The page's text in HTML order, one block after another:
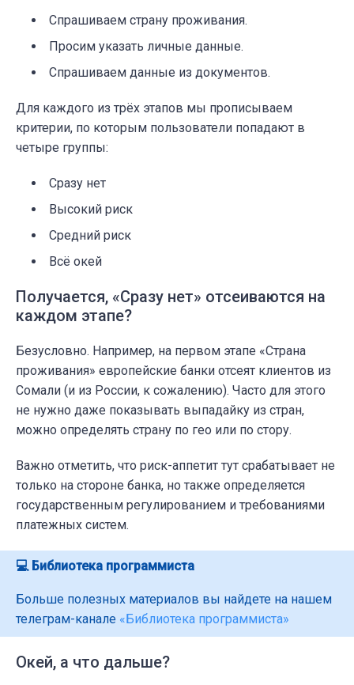
Спрашиваем страну проживания.
Просим указать личные данные.
Спрашиваем данные из документов.
Для каждого из трёх этапов мы прописываем
критерии, по которым пользователи попадают в
четыре группы:
Сразу нет
Высокий риск
Средний риск
Всё окей
Получается, «Сразу нет» отсеиваются на
каждом этапе?
Безусловно. Например, на первом этапе «Страна
проживания» европейские банки отсеят клиентов из
Сомали (и из России, к сожалению). Часто для этого
не нужно даже показывать выпадайку из стран,
можно определять страну по гео или по стору.
Важно отметить, что риск-аппетит тут срабатывает не
только на стороне банка, но также определяется
государственным регулированием и требованиями
платежных систем.
💻 Библиотека программиста
Больше полезных материалов вы найдете на нашем
телеграм-канале «Библиотека программиста»
Окей, а что дальше?